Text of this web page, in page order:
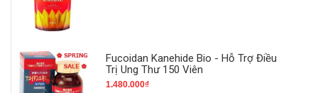
Fucoidan Kanehide Bio - Hỗ Trợ Điều
Trị Ung Thư 150 Viên
1.480.000₫